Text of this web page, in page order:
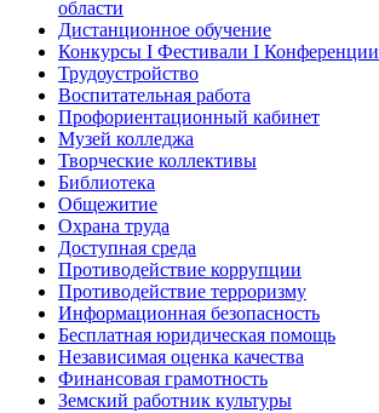
области
Дистанционное обучение
Конкурсы I Фестивали I Конференции
Трудоустройство
Воспитательная работа
Профориентационный кабинет
Музей колледжа
Творческие коллективы
Библиотека
Общежитие
Охрана труда
Доступная среда
Противодействие коррупции
Противодействие терроризму
Информационная безопасность
Бесплатная юридическая помощь
Независимая оценка качества
Финансовая грамотность
Земский работник культуры